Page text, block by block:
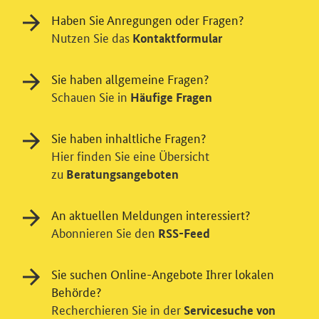
Einwilligung in Tracking und / oder
Wir bitten Sie an dieser Stelle um Ihre Einwilligung für
verschiedene Zusatzdienste unserer Webseite: Wir
datenschutzfreundlicher Statistiken verstehen, um
unsere Öffentlichkeitsarbeit zu verbessern. Zusätzlich
können Sie in die Nutzung eines Videodienstes
Haben Sie Anregungen oder Fragen?
Nutzen Sie das Kontaktformular
Sie haben allgemeine Fragen?
Schauen Sie in Häufige Fragen
Sie haben inhaltliche Fragen?
Hier finden Sie eine Übersicht
zu Beratungsangeboten
An aktuellen Meldungen interessiert?
Abonnieren Sie den RSS-Feed
Sie suchen Online-Angebote Ihrer lokalen
Behörde?
Recherchieren Sie in der Servicesuche von